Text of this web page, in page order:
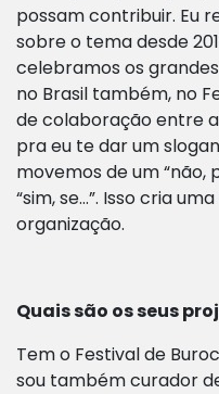
possam contribuir. Eu
sobre o tema desde
celebramos os
no Brasil também, no
de colaboração entre
pra eu te dar um
movemos de um “não,
“sim, se…”. Isso cria
organização.
Quais são os seus
Tem o Festival de
sou também curador